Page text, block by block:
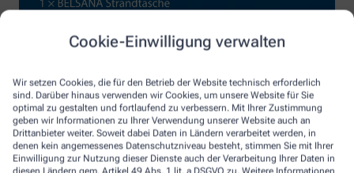
Cookie-Einwilligung verwalten
Wir setzen Cookies, die für den Betrieb der Website technisch erforderlich
sind. Darüber hinaus verwenden wir Cookies, um unsere Website für Sie
optimal zu gestalten und fortlaufend zu verbessern. Mit Ihrer Zustimmung
geben wir Informationen zu Ihrer Verwendung unserer Website auch an
Drittanbieter weiter. Soweit dabei Daten in Ländern verarbeitet werden, in
denen kein angemessenes Datenschutzniveau besteht, stimmen Sie mit Ihrer
Einwilligung zur Nutzung dieser Dienste auch der Verarbeitung Ihrer Daten in